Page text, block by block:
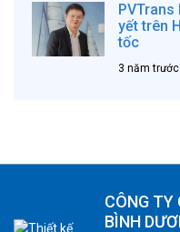
PVTrans
yết trên
tốc
3 năm trước
CÔNG TY
BÌNH